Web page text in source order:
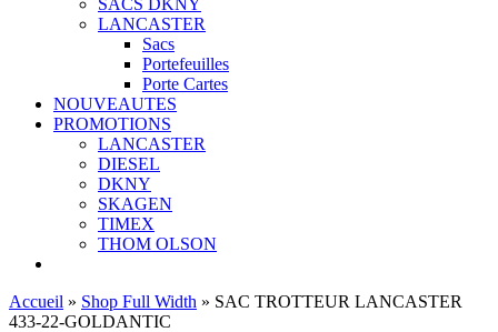
SACS DKNY
LANCASTER
Sacs
Portefeuilles
Porte Cartes
NOUVEAUTES
PROMOTIONS
LANCASTER
DIESEL
DKNY
SKAGEN
TIMEX
THOM OLSON
Accueil » Shop Full Width » SAC TROTTEUR LANCASTER
433-22-GOLDANTIC